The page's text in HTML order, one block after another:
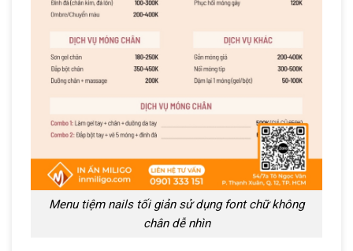
Menu tiệm nails tối giản sử dụng font chữ không
chân dễ nhìn